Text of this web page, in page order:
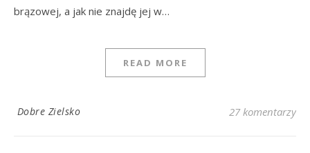
brązowej, a jak nie znajdę jej w…
READ MORE
Dobre Zielsko 27 komentarzy